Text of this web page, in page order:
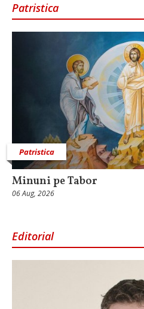
Patristica
Patristica
Minuni pe Tabor
06 Aug, 2026
Editorial